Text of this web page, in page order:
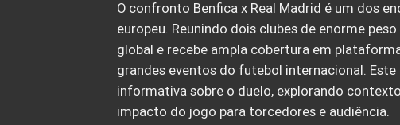
O confronto Benfica x Real Madrid é um dos
europeu. Reunindo dois clubes de enorme
global e recebe ampla cobertura em
grandes eventos do futebol internacional.
informativa sobre o duelo, explorando
impacto do jogo para torcedores e audiência.